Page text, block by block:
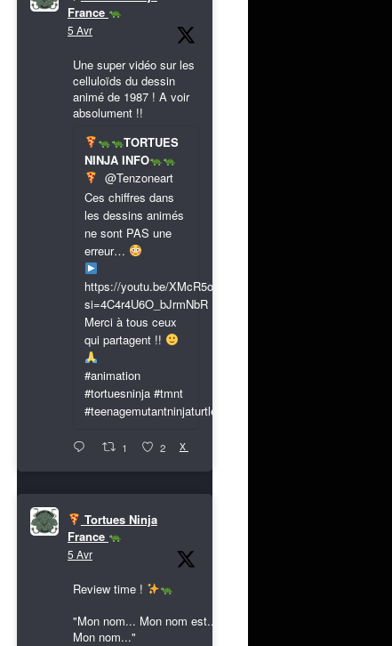
France
5 Avr
Une super vidéo sur les
celluloïds du dessin
animé de 1987 ! A voir
absolument !!
TORTUES
NINJA INFO
@Tenzoneart
Ces chiffres dans
les dessins animés
ne sont PAS une
erreur…
https://youtu.be/XMcR5or9N8A?
si=4C4r4U6O_bJrmNbR
Merci à tous ceux
qui partagent !!
#animation
#tortuesninja #tmnt
#teenagemutantninjaturtles
1 2 X
Tortues Ninja
France
5 Avr
Review time !
"Mon nom... Mon nom est...
Mon nom..."